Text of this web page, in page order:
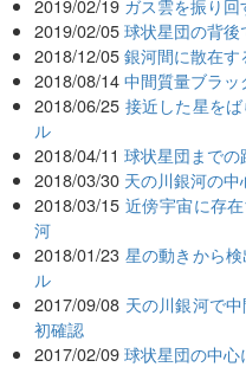
2019/02/05 球状星団の背
2018/12/05 銀河間に散在
2018/08/14 中間質量ブラ
2018/06/25 接近した星を
ル
2018/04/11 球状星団まで
2018/03/30 天の川銀河の
2018/03/15 近傍宇宙に存
河
2018/01/23 星の動きから
ル
2017/09/08 天の川銀河で
初確認
2017/02/09 球状星団の中